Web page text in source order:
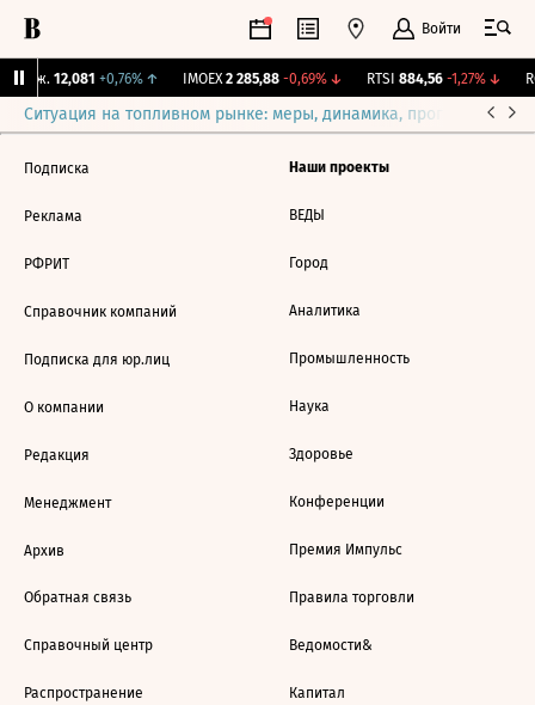
Войти
Бирж. 12,081 +0,76%↑ IMOEX 2 285,88 -0,69%↓ RTSI 884,56 -1,27%↓
Ситуация на топливном рынке: меры, динамика, прогнозы
Подписка
Реклама
РФРИТ
Справочник компаний
Подписка для юр.лиц
О компании
Редакция
Менеджмент
Архив
Обратная связь
Справочный центр
Распространение
Наши проекты
ВЕДЫ
Город
Аналитика
Промышленность
Наука
Здоровье
Конференции
Премия Импульс
Правила торговли
Ведомости&
Капитал